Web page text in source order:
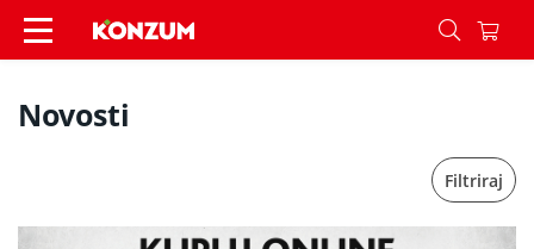
Vijesti - Konzum
Novosti
Filtriraj